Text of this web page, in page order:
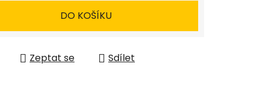
DO KOŠÍKU
Zeptat se Sdílet